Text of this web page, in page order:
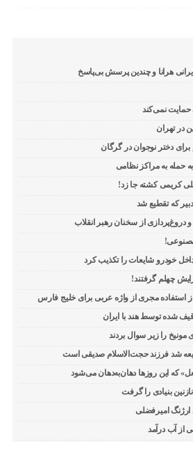
هرانا و چندین پرسش بی‌پاسخ
حمایت نمی‌کند
در تهران
دختر نوجوان در گرگان
حمله به مراکز نظامی
کریمی کشته جا زد!
که تقطیع شد
دروغ‌پردازی از سخنان رهبر انقلاب
خودرو شایعات را تکذیب کرد
چهلم گرفتند!
استفاده مجری از واژه عربی برای خلیج فارس
شده توسط هند با ایران
شد فرزند حجت‌الاسلام صدیقی است
که این روزها دهان‌به‌دهان می‌شود
بنیادی را گرفت
از آب درآمد